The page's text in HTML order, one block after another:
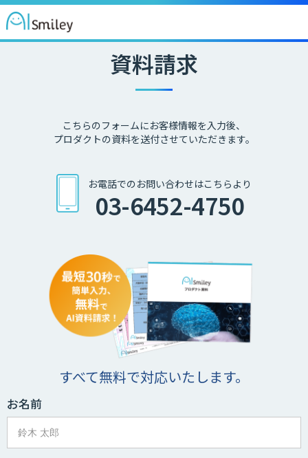
資料請求
こちらのフォームにお客様情報を入力後、
プロダクトの資料を送付させていただきます。
お電話でのお問い合わせはこちらより
03-6452-4750
すべて無料で対応いたします。
お名前